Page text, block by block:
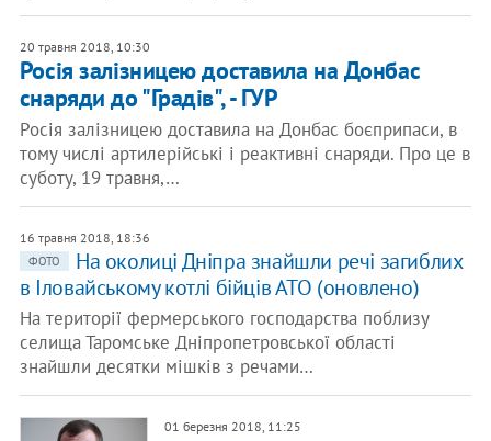
20 травня 2018, 10:30
Росія залізницею доставила на Донбас
снаряди до "Градів", - ГУР
Росія залізницею доставила на Донбас боєприпаси, в
тому числі артилерійські і реактивні снаряди. Про це в
суботу, 19 травня,…
16 травня 2018, 18:36
ФОТО
На околиці Дніпра знайшли речі загиблих
в Іловайському котлі бійців АТО (оновлено)
На території фермерського господарства поблизу
селища Таромське Дніпропетровської області
знайшли десятки мішків з речами…
01 березня 2018, 11:25